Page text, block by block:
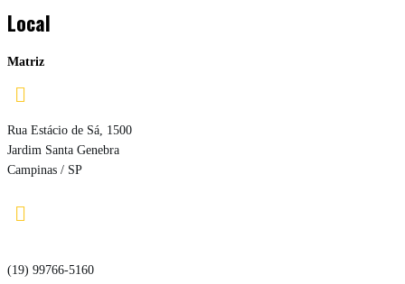
Local
Matriz

Rua Estácio de Sá, 1500
Jardim Santa Genebra
Campinas / SP

(19) 99766-5160